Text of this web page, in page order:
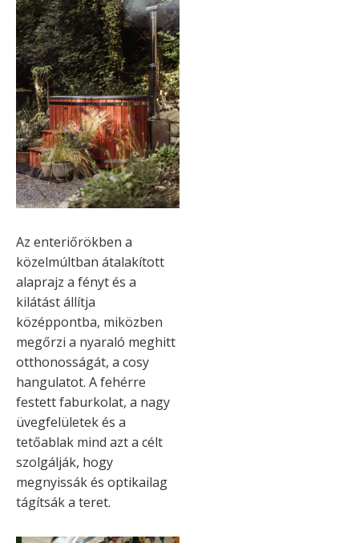
Az enteriőrökben a
közelmúltban átalakított
alaprajz a fényt és a
kilátást állítja
középpontba, miközben
megőrzi a nyaraló meghitt
otthonosságát, a cosy
hangulatot. A fehérre
festett faburkolat, a nagy
üvegfelületek és a
tetőablak mind azt a célt
szolgálják, hogy
megnyissák és optikailag
tágítsák a teret.